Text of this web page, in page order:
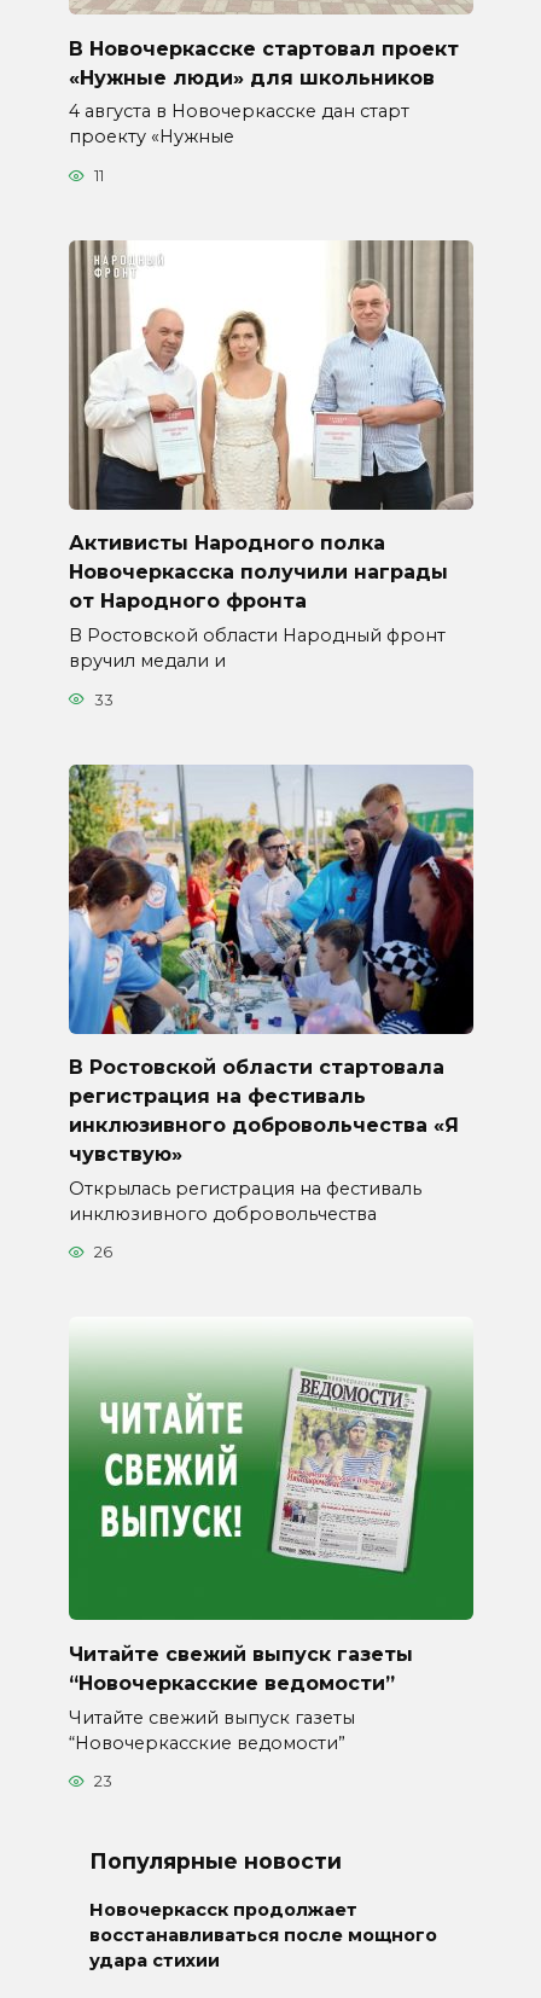
В Новочеркасске стартовал проект
«Нужные люди» для школьников
4 августа в Новочеркасске дан старт
проекту «Нужные
11
Активисты Народного полка
Новочеркасска получили награды
от Народного фронта
В Ростовской области Народный фронт
вручил медали и
33
В Ростовской области стартовала
регистрация на фестиваль
инклюзивного добровольчества «Я
чувствую»
Открылась регистрация на фестиваль
инклюзивного добровольчества
26
Читайте свежий выпуск газеты
“Новочеркасские ведомости”
Читайте свежий выпуск газеты
“Новочеркасские ведомости”
23
Популярные новости
Новочеркасск продолжает
восстанавливаться после мощного
удара стихии